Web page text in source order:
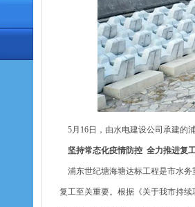
5月16日，由水电建设公司承建的
坚持常态化疫情防控 全力推进复
浦东世纪塘海塘达标工程是市水务
复工至关重要。根据《关于我市持